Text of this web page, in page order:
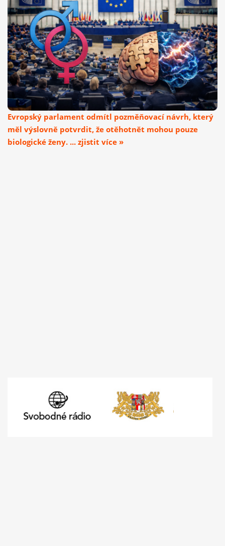
Evropský parlament odmítl pozměňovací návrh, který
měl výslovně potvrdit, že otěhotnět mohou pouze
biologické ženy. ... zjistit více »